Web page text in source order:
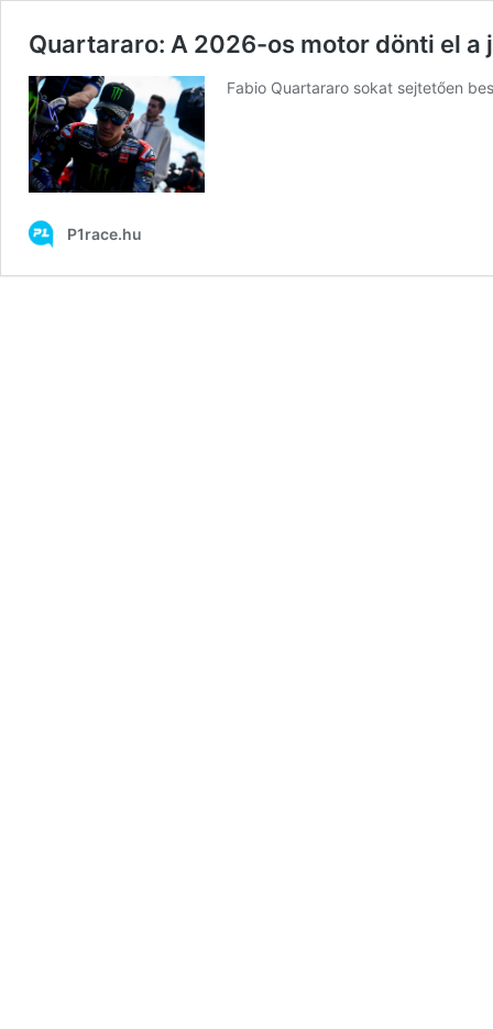
Quartararo: A 2026-os motor dönti el a
Fabio Quartararo sokat sejtetően
P1race.hu